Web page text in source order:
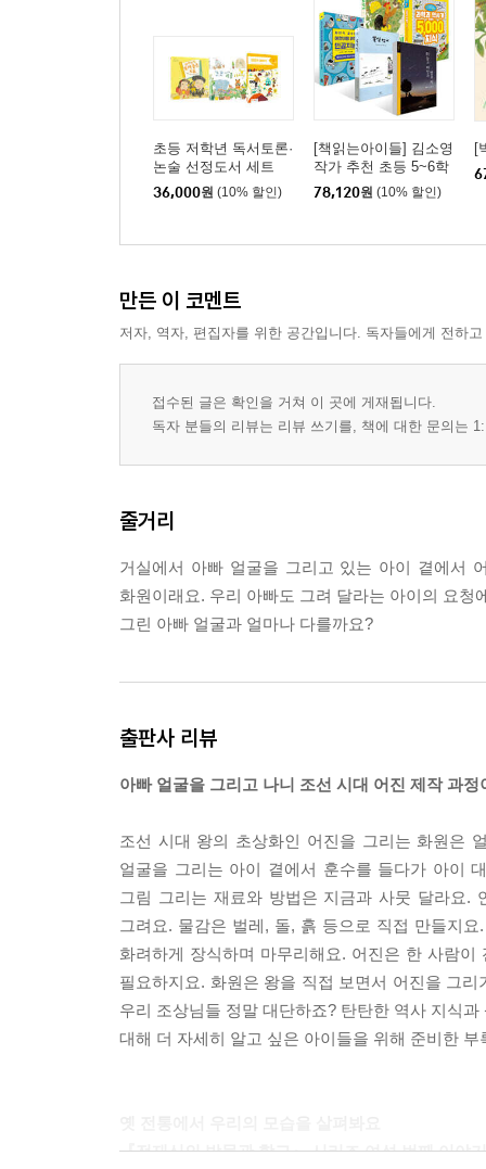
초등 저학년 독서토론·
논술 선정도서 세트
36,000원 (10% 할인)
[책읽는아이들] 김소영
작가 추천 초등 5~6학
년 세트
78,120원 (10% 할인)
[
만든 이 코멘트
저자, 역자, 편집자를 위한 공간입니다. 독자들에게 전하
접수된 글은 확인을 거쳐 이 곳에 게재됩니다.
독자 분들의 리뷰는 리뷰 쓰기를, 책에 대한 문의는
줄거리
거실에서 아빠 얼굴을 그리고 있는 아이 곁에서
화원이래요. 우리 아빠도 그려 달라는 아이의 요
그린 아빠 얼굴과 얼마나 다를까요?
출판사 리뷰
아빠 얼굴을 그리고 나니 조선 시대 어진 제작 과정
조선 시대 왕의 초상화인 어진을 그리는 화원은
얼굴을 그리는 아이 곁에서 훈수를 들다가 아이
그림 그리는 재료와 방법은 지금과 사뭇 달라요.
그려요. 물감은 벌레, 돌, 흙 등으로 직접 만들지
화려하게 장식하며 마무리해요. 어진은 한 사람
필요하지요. 화원은 왕을 직접 보면서 어진을 그
우리 조상님들 정말 대단하죠? 탄탄한 역사 지식
대해 더 자세히 알고 싶은 아이들을 위해 준비한 부
『전재신의 박물관 학교』 시리즈 여섯 번째 이야기